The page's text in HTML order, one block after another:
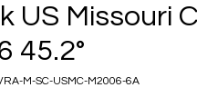
US Missouri
45.2°
M-SC-USMC-M2006-6A